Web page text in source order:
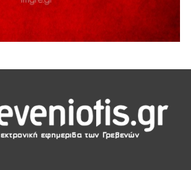
Τρίκωμο – «Γιορτή Παράδοσης»
Φυσιολατρικού Συλλόγου Γρεβενών
400.000€ για επιπλέον εργασίες
«Μίλτος Τεντόγλου»